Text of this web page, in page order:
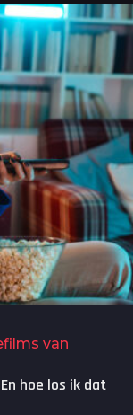
a
n
d
n
a
g
van
hoe los ik dat